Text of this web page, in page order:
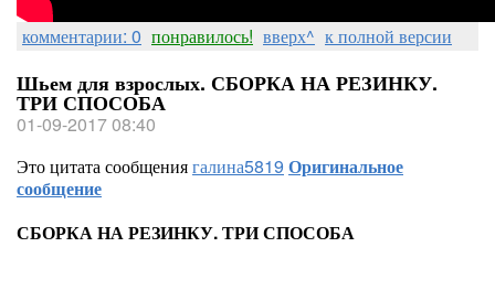
комментарии: 0 понравилось! вверх^ к полной версии
Шьем для взрослых. СБОРКА НА РЕЗИНКУ.
ТРИ СПОСОБА
01-09-2017 08:40
Это цитата сообщениягалина5819 Оригинальное
сообщение
СБОРКА НА РЕЗИНКУ. ТРИ СПОСОБА